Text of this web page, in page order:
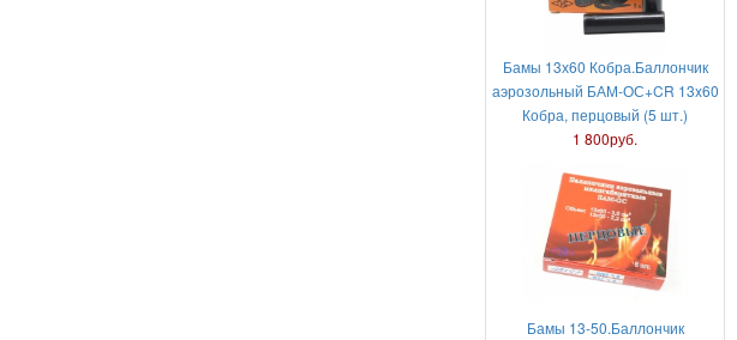
Бамы 13х60 Кобра.Баллончик
аэрозольный БАМ-ОС+CR 13x60
Кобра, перцовый (5 шт.)
1 800руб.
Бамы 13-50.Баллончик
Пневматический пистолет Аникс
А-112 (Anics A-112)
Аэрозольный газовый пистолет
Удар-М2
6 000руб.